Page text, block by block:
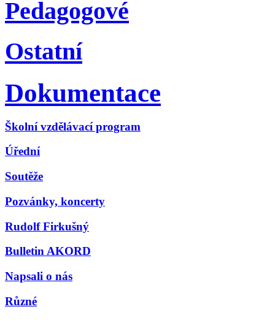
Pedagogové
Ostatní
Dokumentace
Školní vzdělávací program
Úřední
Soutěže
Pozvánky, koncerty
Rudolf Firkušný
Bulletin AKORD
Napsali o nás
Různé